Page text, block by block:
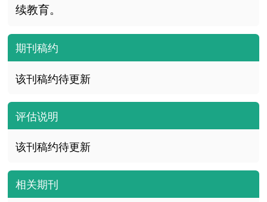
续教育。
期刊稿约
该刊稿约待更新
评估说明
该刊稿约待更新
相关期刊